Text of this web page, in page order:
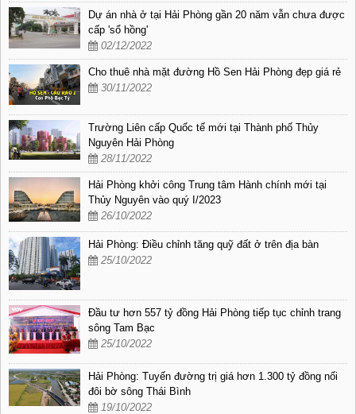
Dự án nhà ở tại Hải Phòng gần 20 năm vẫn chưa được
cấp 'sổ hồng'
02/12/2022
Cho thuê nhà mặt đường Hồ Sen Hải Phòng đẹp giá rẻ
30/11/2022
Trường Liên cấp Quốc tế mới tại Thành phố Thủy
Nguyên Hải Phòng
28/11/2022
Hải Phòng khởi công Trung tâm Hành chính mới tại
Thủy Nguyên vào quý I/2023
26/10/2022
Hải Phòng: Điều chỉnh tăng quỹ đất ở trên địa bàn
25/10/2022
Đầu tư hơn 557 tỷ đồng Hải Phòng tiếp tục chỉnh trang
sông Tam Bạc
25/10/2022
Hải Phòng: Tuyến đường trị giá hơn 1.300 tỷ đồng nối
đôi bờ sông Thái Bình
19/10/2022